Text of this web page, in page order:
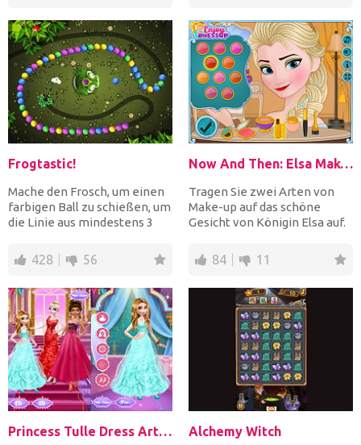
Frogtastic!
Mache den Frosch, um einen
farbigen Ball zu schießen, um
die Linie aus mindestens 3
428 56
Now And Then: Elsa Makeup
Tragen Sie zwei Arten von
Make-up auf das schöne
Gesicht von Königin Elsa auf.
84 11
Princess Tulle Dress Art Photo Alchemy Witch